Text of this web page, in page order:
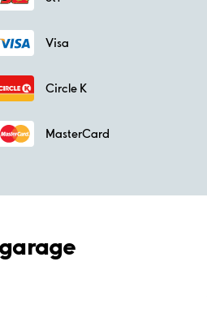
Visa
Circle K
MasterCard